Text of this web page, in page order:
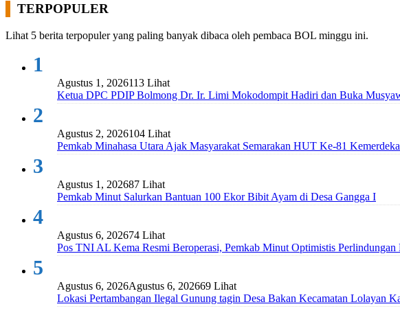
TERPOPULER
Lihat 5 berita terpopuler yang paling banyak dibaca oleh pembaca BOL minggu ini.
1
Agustus 1, 2026113 Lihat
Ketua DPC PDIP Bolmong Dr. Ir. Limi Mokodompit Hadiri dan Buka
2
Agustus 2, 2026104 Lihat
Pemkab Minahasa Utara Ajak Masyarakat Semarakan HUT Ke-81
3
Agustus 1, 202687 Lihat
Pemkab Minut Salurkan Bantuan 100 Ekor Bibit Ayam di Desa Gangga I
4
Agustus 6, 202674 Lihat
Pos TNI AL Kema Resmi Beroperasi, Pemkab Minut Optimistis
5
Agustus 6, 2026Agustus 6, 202669 Lihat
Lokasi Pertambangan Ilegal Gunung tagin Desa Bakan Kecamatan